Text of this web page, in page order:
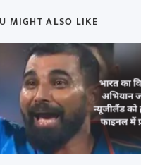
MIGHT ALSO LIKE